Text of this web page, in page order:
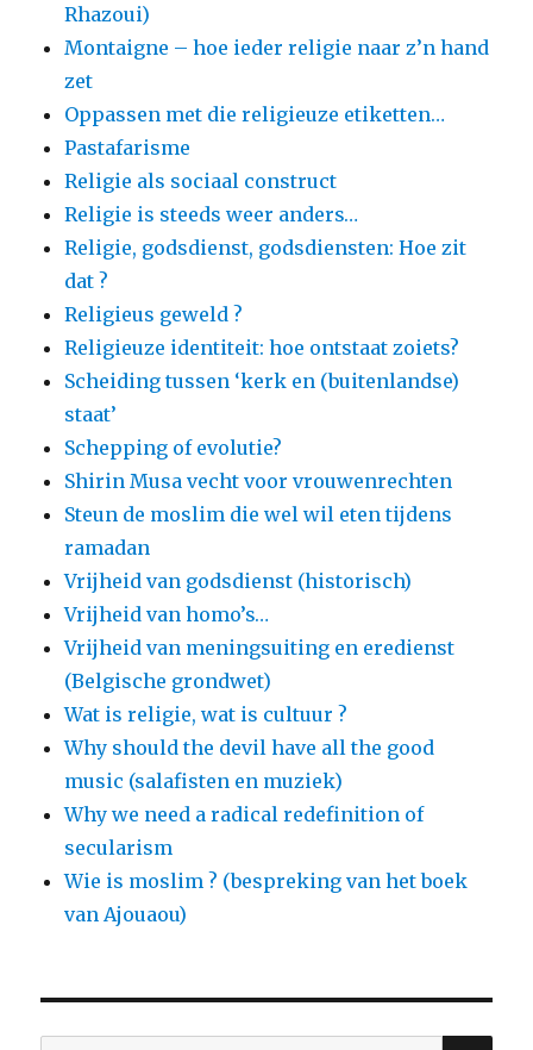
Rhazoui)
Montaigne – hoe ieder religie naar z’n hand
zet
Oppassen met die religieuze etiketten…
Pastafarisme
Religie als sociaal construct
Religie is steeds weer anders…
Religie, godsdienst, godsdiensten: Hoe zit
dat ?
Religieus geweld ?
Religieuze identiteit: hoe ontstaat zoiets?
Scheiding tussen ‘kerk en (buitenlandse)
staat’
Schepping of evolutie?
Shirin Musa vecht voor vrouwenrechten
Steun de moslim die wel wil eten tijdens
ramadan
Vrijheid van godsdienst (historisch)
Vrijheid van homo’s…
Vrijheid van meningsuiting en eredienst
(Belgische grondwet)
Wat is religie, wat is cultuur ?
Why should the devil have all the good
music (salafisten en muziek)
Why we need a radical redefinition of
secularism
Wie is moslim ? (bespreking van het boek
van Ajouaou)